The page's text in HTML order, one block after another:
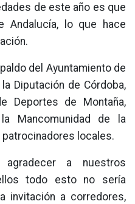
de este año es que
Andalucía, lo que hace
del Ayuntamiento de
Diputación de Córdoba,
Deportes de Montaña,
Mancomunidad de la
locales.
agradecer a nuestros
todo esto no sería
invitación a corredores,